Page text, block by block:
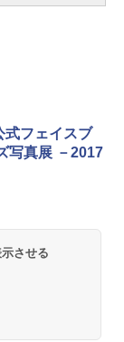
式フェイスブ
写真展 －2017
させる